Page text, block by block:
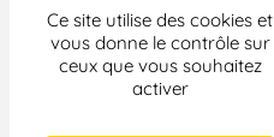
Ce site utilise des cookies et
vous donne le contrôle sur
ceux que vous souhaitez
activer
CONTACTER LA LDH